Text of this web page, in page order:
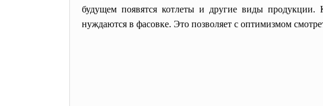
будущем появятся котлеты и другие виды
нуждаются в фасовке. Это позволяет с оптимизмом